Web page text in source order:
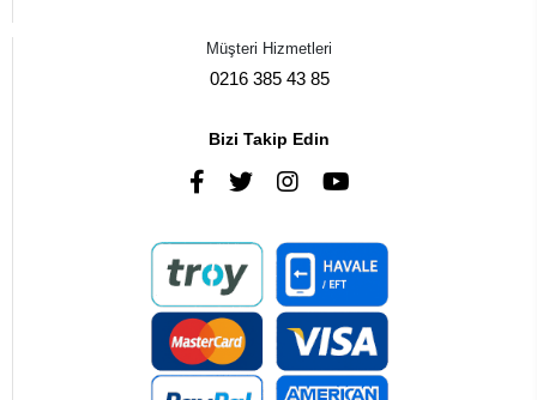
Müşteri Hizmetleri
0216 385 43 85
Bizi Takip Edin